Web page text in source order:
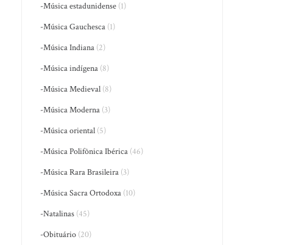
-Música estadunidense (1)
-Música Gauchesca (1)
-Música Indiana (2)
-Música indígena (8)
-Música Medieval (8)
-Música Moderna (3)
-Música oriental (5)
-Música Polifônica Ibérica (46)
-Música Rara Brasileira (3)
-Música Sacra Ortodoxa (10)
-Natalinas (45)
-Obituário (20)